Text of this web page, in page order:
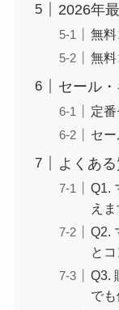
2026年
無
無
セール
定
セ
よくある
Q1.
え
Q2.
と
Q3.
で